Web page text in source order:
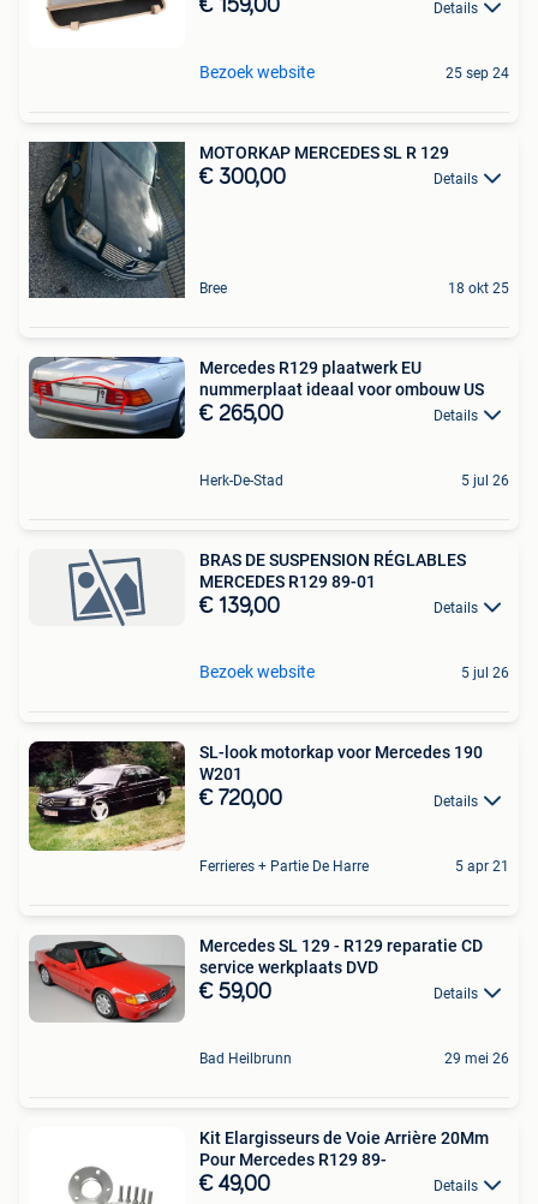
€ 159,00 Details
Bezoek website 25 sep 24
MOTORKAP MERCEDES SL R 129
€ 300,00 Details
Bree 18 okt 25
Mercedes R129 plaatwerk EU
nummerplaat ideaal voor ombouw US
€ 265,00 Details
Herk-De-Stad 5 jul 26
BRAS DE SUSPENSION RÉGLABLES
MERCEDES R129 89-01
€ 139,00 Details
Bezoek website 5 jul 26
SL-look motorkap voor Mercedes 190
W201
€ 720,00 Details
Ferrieres + Partie De Harre 5 apr 21
Mercedes SL 129 - R129 reparatie CD
service werkplaats DVD
€ 59,00 Details
Bad Heilbrunn 29 mei 26
Kit Elargisseurs de Voie Arrière 20Mm
Pour Mercedes R129 89-
€ 49,00 Details